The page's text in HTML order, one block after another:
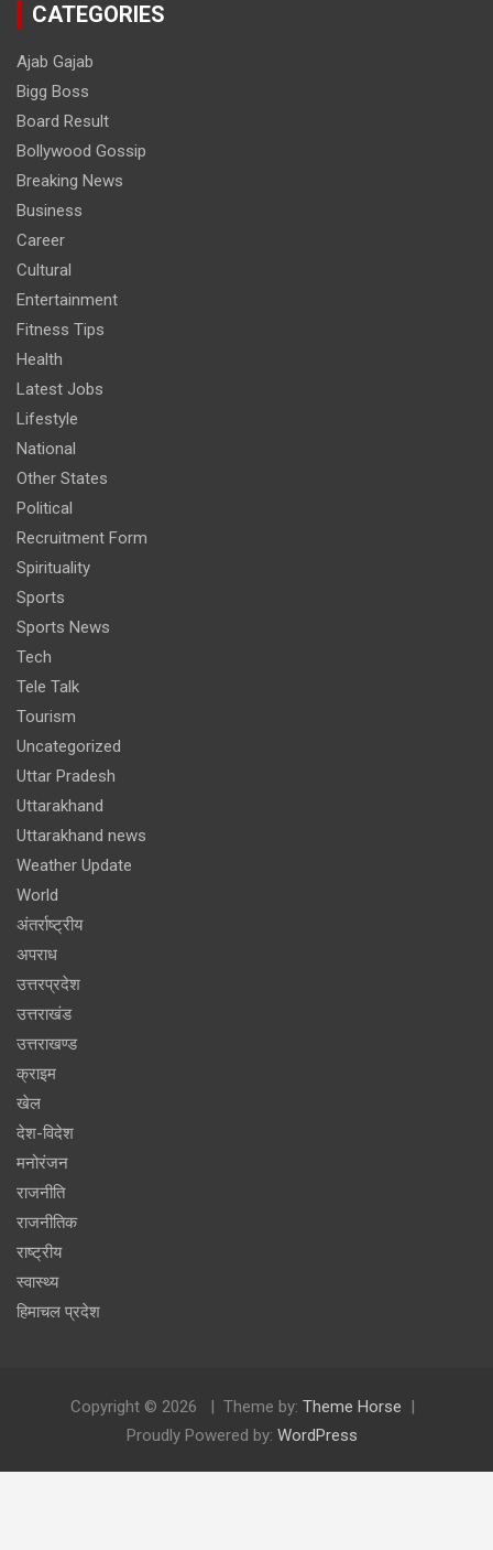
CATEGORIES
Ajab Gajab
Bigg Boss
Board Result
Bollywood Gossip
Breaking News
Business
Career
Cultural
Entertainment
Fitness Tips
Health
Latest Jobs
Lifestyle
National
Other States
Political
Recruitment Form
Spirituality
Sports
Sports News
Tech
Tele Talk
Tourism
Uncategorized
Uttar Pradesh
Uttarakhand
Uttarakhand news
Weather Update
World
अंतर्राष्ट्रीय
अपराध
उत्तरप्रदेश
उत्तराखंड
उत्तराखण्ड
क्राइम
खेल
देश-विदेश
मनोरंजन
राजनीति
राजनीतिक
राष्ट्रीय
स्वास्थ्य
हिमाचल प्रदेश
Copyright © 2026 Theme by: Theme Horse
Proudly Powered by: WordPress